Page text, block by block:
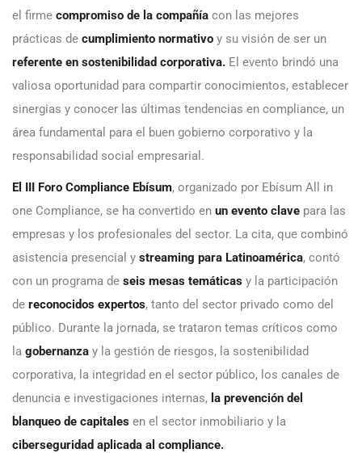
el firme compromiso de la compañía con las mejores
prácticas de cumplimiento normativo y su visión de ser un
referente en sostenibilidad corporativa. El evento brindó una
valiosa oportunidad para compartir conocimientos, establecer
sinergias y conocer las últimas tendencias en compliance, un
área fundamental para el buen gobierno corporativo y la
responsabilidad social empresarial.
El III Foro Compliance Ebísum, organizado por Ebísum All in
one Compliance, se ha convertido en un evento clave para las
empresas y los profesionales del sector. La cita, que combinó
asistencia presencial y streaming para Latinoamérica, contó
con un programa de seis mesas temáticas y la participación
de reconocidos expertos, tanto del sector privado como del
público. Durante la jornada, se trataron temas críticos como
la gobernanza y la gestión de riesgos, la sostenibilidad
corporativa, la integridad en el sector público, los canales de
denuncia e investigaciones internas, la prevención del
blanqueo de capitales en el sector inmobiliario y la
ciberseguridad aplicada al compliance.